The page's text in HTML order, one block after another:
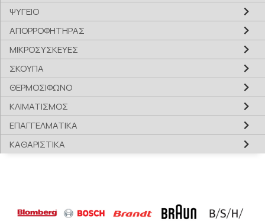
ΨΥΓΕΙΟ
ΑΠΟΡΡΟΦΗΤΗΡΑΣ
ΜΙΚΡΟΣΥΣΚΕΥΕΣ
ΣΚΟΥΠΑ
ΘΕΡΜΟΣΙΦΩΝΟ
ΚΛΙΜΑΤΙΣΜΟΣ
ΕΠΑΓΓΕΛΜΑΤΙΚΑ
ΚΑΘΑΡΙΣΤΙΚΑ